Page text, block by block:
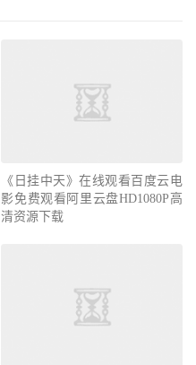
《日挂中天》在线观看百度云电
影免费观看阿里云盘HD1080P高
清资源下载